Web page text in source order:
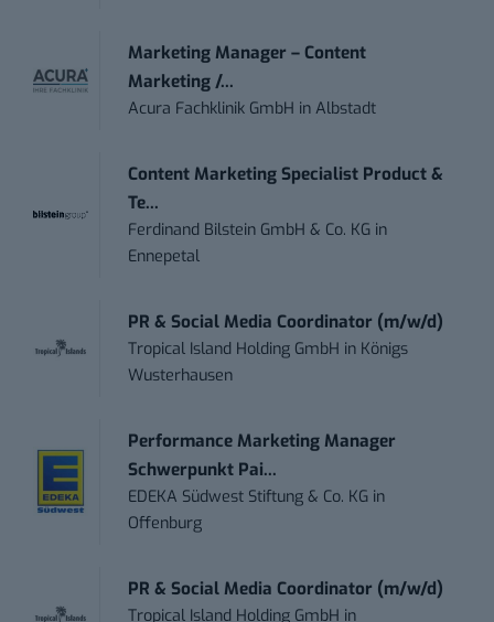
Marketing Manager – Content
Marketing /...
Acura Fachklinik GmbH inAlbstadt
Content Marketing Specialist Product &
Te...
Ferdinand Bilstein GmbH & Co. KG in
Ennepetal
PR & Social Media Coordinator (m/w/d)
Tropical Island Holding GmbH in Königs
Wusterhausen
Performance Marketing Manager
Schwerpunkt Pai...
EDEKA Südwest Stiftung & Co. KG in
Offenburg
PR & Social Media Coordinator (m/w/d)
Tropical Island Holding GmbH in